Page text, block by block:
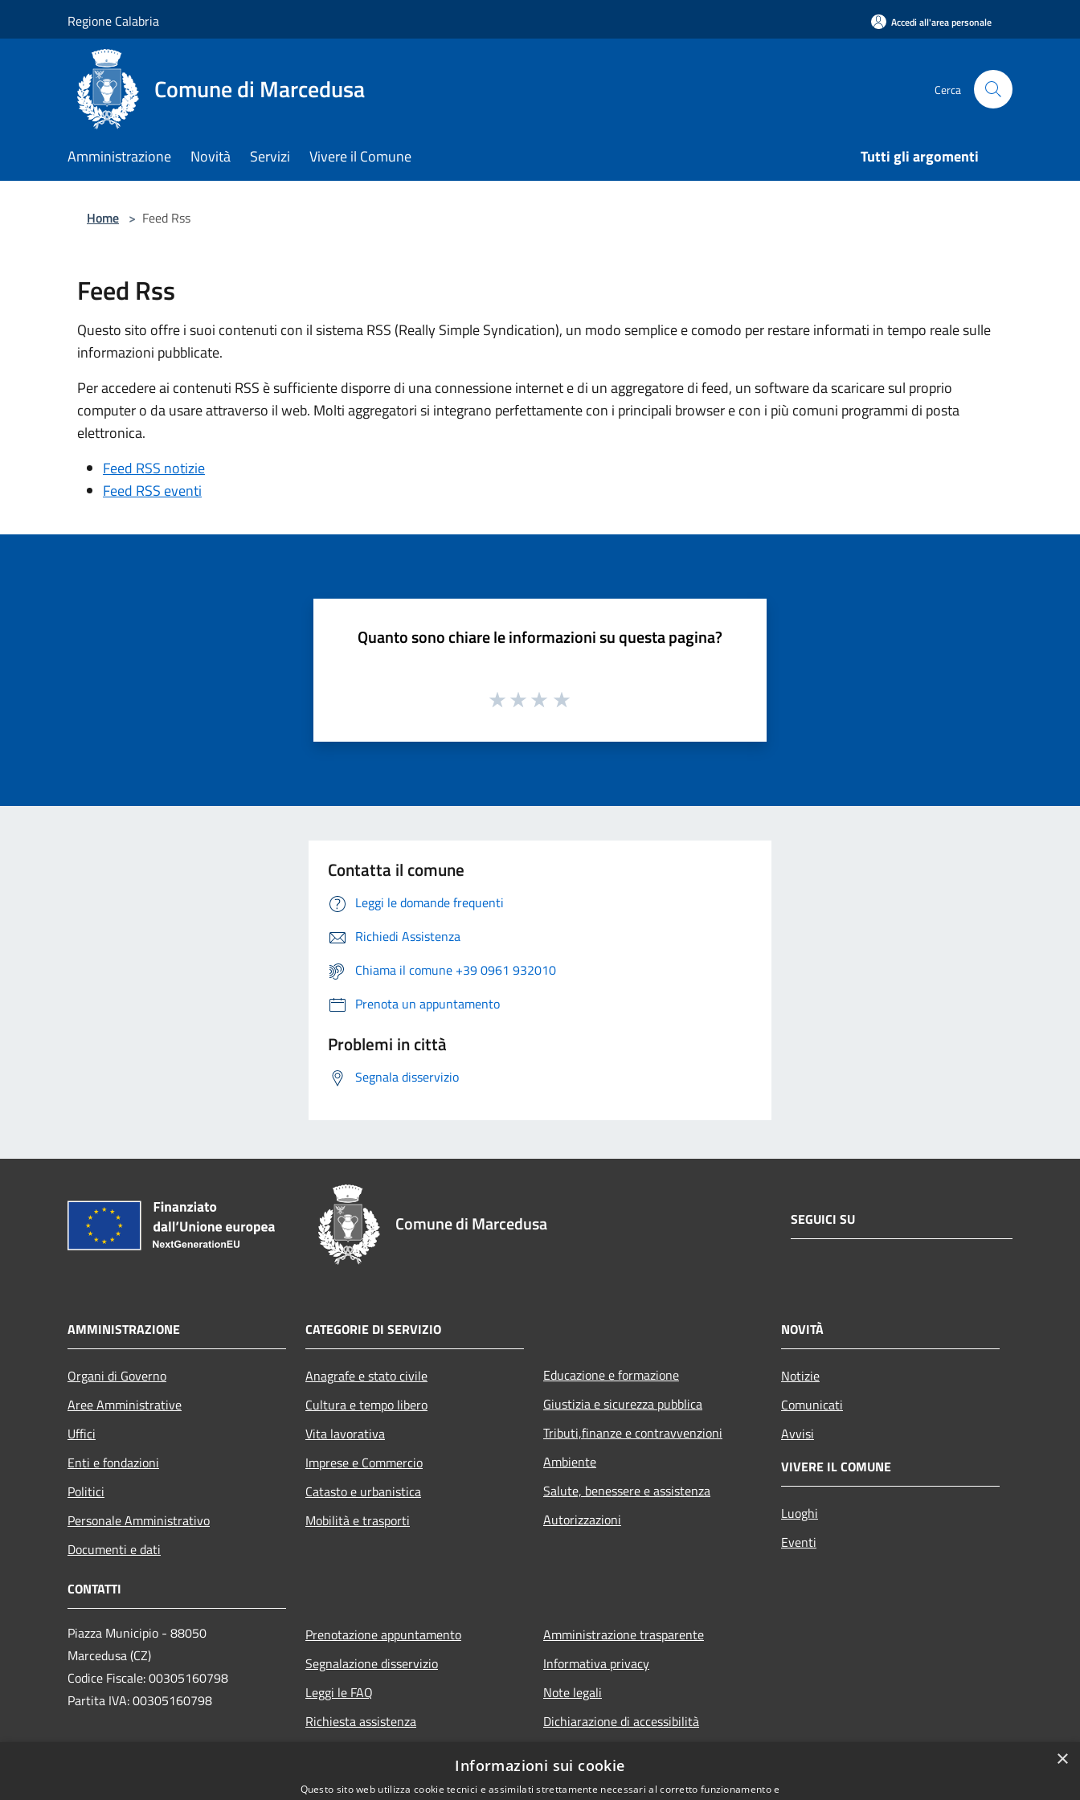
Regione Calabria Accedi all'area personale
Comune di Marcedusa Cerca
Amministrazione Novità Servizi Vivere il Comune Tutti gli argomenti
Home > Feed Rss
Feed Rss
Questo sito offre i suoi contenuti con il sistema RSS (Really Simple Syndication), un modo semplice e comodo per restare informati in tempo reale sulle
informazioni pubblicate.
Per accedere ai contenuti RSS è sufficiente disporre di una connessione internet e di un aggregatore di feed, un software da scaricare sul proprio
computer o da usare attraverso il web. Molti aggregatori si integrano perfettamente con i principali browser e con i più comuni programmi di posta
elettronica.
Feed RSS notizie
Feed RSS eventi
Quanto sono chiare le informazioni su questa pagina?
Contatta il comune
Leggi le domande frequenti
Richiedi Assistenza
Chiama il comune +39 0961 932010
Prenota un appuntamento
Problemi in città
Segnala disservizio
Comune di Marcedusa SEGUICI SU
AMMINISTRAZIONE
Organi di Governo
Aree Amministrative
Uffici
Enti e fondazioni
Politici
Personale Amministrativo
Documenti e dati
CATEGORIE DI SERVIZIO
Anagrafe e stato civile
Cultura e tempo libero
Vita lavorativa
Imprese e Commercio
Catasto e urbanistica
Mobilità e trasporti
Educazione e formazione
Giustizia e sicurezza pubblica
Tributi,finanze e contravvenzioni
Ambiente
Salute, benessere e assistenza
Autorizzazioni
NOVITÀ
Notizie
Comunicati
Avvisi
VIVERE IL COMUNE
Luoghi
Eventi
CONTATTI
Piazza Municipio - 88050
Marcedusa (CZ)
Codice Fiscale: 00305160798
Partita IVA: 00305160798
Prenotazione appuntamento
Segnalazione disservizio
Leggi le FAQ
Richiesta assistenza
Amministrazione trasparente
Informativa privacy
Note legali
Dichiarazione di accessibilità
×
Informazioni sui cookie
Questo sito web utilizza cookie tecnici e assimilati strettamente necessari al corretto funzionamento e